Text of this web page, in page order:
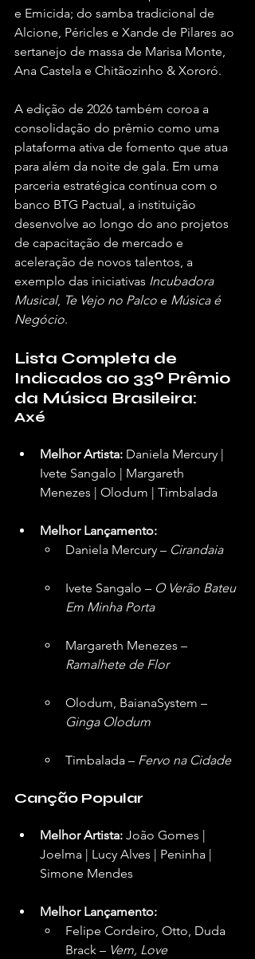
e Emicida; do samba tradicional de
Alcione, Péricles e Xande de Pilares ao
sertanejo de massa de Marisa Monte,
Ana Castela e Chitãozinho & Xororó.
A edição de 2026 também coroa a
consolidação do prêmio como uma
plataforma ativa de fomento que atua
para além da noite de gala. Em uma
parceria estratégica contínua com o
banco BTG Pactual, a instituição
desenvolve ao longo do ano projetos
de capacitação de mercado e
aceleração de novos talentos, a
exemplo das iniciativas Incubadora
Musical, Te Vejo no Palco e Música é
Negócio.
Lista Completa de
Indicados ao 33º Prêmio
da Música Brasileira:
Axé
Melhor Artista: Daniela Mercury |
Ivete Sangalo | Margareth
Menezes | Olodum | Timbalada
Melhor Lançamento:
Daniela Mercury – Cirandaia
Ivete Sangalo – O Verão Bateu
Em Minha Porta
Margareth Menezes –
Ramalhete de Flor
Olodum, BaianaSystem –
Ginga Olodum
Timbalada – Fervo na Cidade
Canção Popular
Melhor Artista: João Gomes |
Joelma | Lucy Alves | Peninha |
Simone Mendes
Melhor Lançamento:
Felipe Cordeiro, Otto, Duda
Brack – Vem, Love